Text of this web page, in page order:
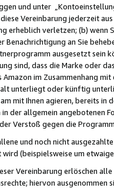
und unter
Vereinbarung jederzeit
erheblich verletzen; (b) wenn
Benachrichtigung an Sie
ausgesetzt sein
sind, dass die Marke oder
Amazon im Zusammenhang
unterliegt oder künftig
mit Ihnen agieren, bereits in
der allgemein angebotenen
Verstoß gegen die
und noch nicht
(beispielsweise um
Vereinbarung erlöschen
hiervon ausgenommen